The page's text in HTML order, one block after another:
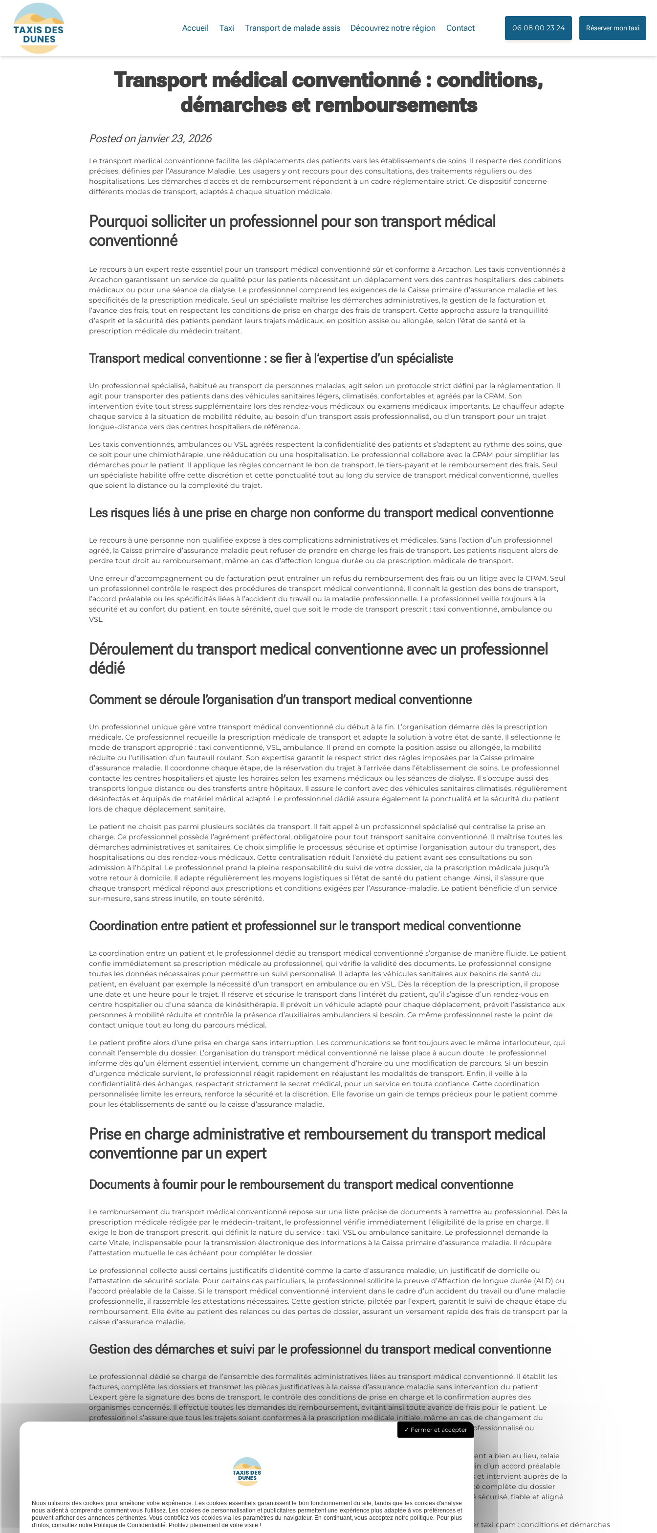
content
Accueil Taxi Transport de malade assis Découvrez notre région Contact 06 08 00 23 24 Réserver mon taxi
Transport médical conventionné : conditions,
démarches et remboursements
Posted on janvier 23, 2026
Le transport medical conventionne facilite les déplacements des patients vers les établissements de soins. Il respecte des conditions
précises, définies par l’Assurance Maladie. Les usagers y ont recours pour des consultations, des traitements réguliers ou des
hospitalisations. Les démarches d’accès et de remboursement répondent à un cadre réglementaire strict. Ce dispositif concerne
différents modes de transport, adaptés à chaque situation médicale.
Pourquoi solliciter un professionnel pour son transport médical
conventionné
Le recours à un expert reste essentiel pour un transport médical conventionné sûr et conforme à Arcachon. Lestaxis conventionnés à
Arcachon garantissent un service de qualité pour les patients nécessitant un déplacement vers des centres hospitaliers, des cabinets
médicaux ou pour une séance de dialyse. Le professionnel comprend les exigences de la Caisse primaire d’assurance maladie et les
spécificités de la prescription médicale. Seul un spécialiste maîtrise les démarches administratives, la gestion de la facturation et
l’avance des frais, tout en respectant les conditions de prise en charge des frais de transport. Cette approche assure la tranquillité
d’esprit et la sécurité des patients pendant leurs trajets médicaux, en position assise ou allongée, selon l’état de santé et la
prescription médicale du médecin traitant.
Transport medical conventionne : se fier à l’expertise d’un spécialiste
Un professionnel spécialisé, habitué au transport de personnes malades, agit selon un protocole strict défini par la réglementation. Il
agit pour transporter des patients dans des véhicules sanitaires légers, climatisés, confortables et agréés par la CPAM. Son
intervention évite tout stress supplémentaire lors des rendez-vous médicaux ou examens médicaux importants. Le chauffeur adapte
chaque service à la situation de mobilité réduite, au besoin d’un transport assis professionnalisé, ou d’un transport pour un trajet
longue-distance vers des centres hospitaliers de référence.
Les taxis conventionnés, ambulances ou VSL agréés respectent la confidentialité des patients et s’adaptent au rythme des soins, que
ce soit pour une chimiothérapie, une rééducation ou une hospitalisation. Le professionnel collabore avec la CPAM pour simplifier les
démarches pour le patient. Il applique les règles concernant le bon de transport, le tiers-payant et le remboursement des frais. Seul
un spécialiste habilité offre cette discrétion et cette ponctualité tout au long du service de transport médical conventionné, quelles
que soient la distance ou la complexité du trajet.
Les risques liés à une prise en charge non conforme du transport medical conventionne
Le recours à une personne non qualifiée expose à des complications administratives et médicales. Sans l’action d’un professionnel
agréé, la Caisse primaire d’assurance maladie peut refuser de prendre en charge les frais de transport. Les patients risquent alors de
perdre tout droit au remboursement, même en cas d’affection longue durée ou de prescription médicale de transport.
Une erreur d’accompagnement ou de facturation peut entraîner un refus du remboursement des frais ou un litige avec la CPAM. Seul
un professionnel contrôle le respect des procédures de transport médical conventionné. Il connaît la gestion des bons de transport,
l’accord préalable ou les spécificités liées à l’accident du travail ou la maladie professionnelle. Le professionnel veille toujours à la
sécurité et au confort du patient, en toute sérénité, quel que soit le mode de transport prescrit : taxi conventionné, ambulance ou
VSL.
Déroulement du transport medical conventionne avec un professionnel
dédié
Comment se déroule l’organisation d’un transport medical conventionne
Un professionnel unique gère votre transport médical conventionné du début à la fin. L’organisation démarre dès la prescription
médicale. Ce professionnel recueille la prescription médicale de transport et adapte la solution à votre état de santé. Il sélectionne le
mode de transport approprié : taxi conventionné, VSL, ambulance. Il prend en compte la position assise ou allongée, la mobilité
réduite ou l’utilisation d’un fauteuil roulant. Son expertise garantit le respect strict des règles imposées par la Caisse primaire
d’assurance maladie. Il coordonne chaque étape, de la réservation du trajet à l’arrivée dans l’établissement de soins. Le professionnel
contacte les centres hospitaliers et ajuste les horaires selon les examens médicaux ou les séances de dialyse. Il s’occupe aussi des
transports longue distance ou des transferts entre hôpitaux. Il assure le confort avec des véhicules sanitaires climatisés, régulièrement
désinfectés et équipés de matériel médical adapté. Le professionnel dédié assure également la ponctualité et la sécurité du patient
lors de chaque déplacement sanitaire.
Le patient ne choisit pas parmi plusieurs sociétés de transport. Il fait appel à un professionnel spécialisé qui centralise la prise en
charge. Ce professionnel possède l’agrément préfectoral, obligatoire pour tout transport sanitaire conventionné. Il maîtrise toutes les
démarches administratives et sanitaires. Ce choix simplifie le processus, sécurise et optimise l’organisation autour du transport, des
hospitalisations ou des rendez-vous médicaux. Cette centralisation réduit l’anxiété du patient avant ses consultations ou son
admission à l’hôpital. Le professionnel prend la pleine responsabilité du suivi de votre dossier, de la prescription médicale jusqu’à
votre retour à domicile. Il adapte régulièrement les moyens logistiques si l’état de santé du patient change. Ainsi, il s’assure que
chaque transport médical répond aux prescriptions et conditions exigées par l’Assurance-maladie. Le patient bénéficie d’un service
sur-mesure, sans stress inutile, en toute sérénité.
Coordination entre patient et professionnel sur le transport medical conventionne
La coordination entre un patient et le professionnel dédié au transport médical conventionné s’organise de manière fluide. Le patient
confie immédiatement sa prescription médicale au professionnel, qui vérifie la validité des documents. Le professionnel consigne
toutes les données nécessaires pour permettre un suivi personnalisé. Il adapte les véhicules sanitaires aux besoins de santé du
patient, en évaluant par exemple la nécessité d’un transport en ambulance ou en VSL. Dès la réception de la prescription, il propose
une date et une heure pour le trajet. Il réserve et sécurise le transport dans l’intérêt du patient, qu’il s’agisse d’un rendez-vous en
centre hospitalier ou d’une séance de kinésithérapie. Il prévoit un véhicule adapté pour chaque déplacement, prévoit l’assistance aux
personnes à mobilité réduite et contrôle la présence d’auxiliaires ambulanciers si besoin. Ce même professionnel reste le point de
contact unique tout au long du parcours médical.
Le patient profite alors d’une prise en charge sans interruption. Les communications se font toujours avec le même interlocuteur, qui
connaît l’ensemble du dossier. L’organisation du transport médical conventionné ne laisse place à aucun doute : le professionnel
informe dès qu’un élément essentiel intervient, comme un changement d’horaire ou une modification de parcours. Si un besoin
d’urgence médicale survient, le professionnel réagit rapidement en réajustant les modalités de transport. Enfin, il veille à la
confidentialité des échanges, respectant strictement le secret médical, pour un service en toute confiance. Cette coordination
personnalisée limite les erreurs, renforce la sécurité et la discrétion. Elle favorise un gain de temps précieux pour le patient comme
pour les établissements de santé ou la caisse d’assurance maladie.
Prise en charge administrative et remboursement du transport medical
conventionne par un expert
Documents à fournir pour le remboursement du transport medical conventionne
Le remboursement du transport médical conventionné repose sur une liste précise de documents à remettre au professionnel. Dès la
prescription médicale rédigée par le médecin-traitant, le professionnel vérifie immédiatement l’éligibilité de la prise en charge. Il
exige le bon de transport prescrit, qui définit la nature du service : taxi, VSL ou ambulance sanitaire. Le professionnel demande la
carte Vitale, indispensable pour la transmission électronique des informations à la Caisse primaire d’assurance maladie. Il récupère
l’attestation mutuelle le cas échéant pour compléter le dossier.
Le professionnel collecte aussi certains justificatifs d’identité comme la carte d’assurance maladie, un justificatif de domicile ou
l’attestation de sécurité sociale. Pour certains cas particuliers, le professionnel sollicite la preuve d’Affection de longue durée (ALD) ou
l’accord préalable de la Caisse. Si le transport médical conventionné intervient dans le cadre d’un accident du travail ou d’une maladie
professionnelle, il rassemble les attestations nécessaires. Cette gestion stricte, pilotée par l’expert, garantit le suivi de chaque étape du
remboursement. Elle évite au patient des relances ou des pertes de dossier, assurant un versement rapide des frais de transport par la
caisse d’assurance maladie.
Gestion des démarches et suivi par le professionnel du transport medical conventionne
Le professionnel dédié se charge de l’ensemble des formalités administratives liées au transport médical conventionné. Il établit les
factures, complète les dossiers et transmet les pièces justificatives à la caisse d’assurance maladie sans intervention du patient.
L’expert gère la signature des bons de transport, le contrôle des conditions de prise en charge et la confirmation auprès des
organismes concernés. Il effectue toutes les demandes de remboursement, évitant ainsi toute avance de frais pour le patient. Le
professionnel s’assure que tous les trajets soient conformes à la prescription médicale initiale, même en cas de changement du
planning hospitalier. Il vérifie le respect des critères d’éligibilité stricts exigés pour chaque transport assis professionnalisé ou
Le suivi administratif englobe aussi les vérifications post-transport. Le professionnel vérifie si le remboursement a bien eu lieu, relaie
l’information au patient et peut traiter toute contestation. Il gère les éventuels refus, informe en cas de besoin d’un accord préalable
supplémentaire ou de franchise médicale applicable. Il surveille aussi la régularité des services ambulanciers et intervient auprès de la
caisse d’assurance en cas de besoin. Son expertise offre la garantie d’un parcours maîtrisé, avec une traçabilité complète du dossier
médical et administratif. Grâce à ce suivi rigoureux, le patient bénéficie d’un transport médical conventionné sécurisé, fiable et aligné
en permanence sur les exigences de la caisse primaire d’assurance maladie.
Reserver taxi cpam : conditions et démarches
Fermer et accepter
Nous utilisons des cookies pour améliorer votre expérience. Les cookies essentiels garantissent le bon fonctionnement du site, tandis que les cookies d'analyse
nous aident à comprendre comment vous l'utilisez. Les cookies de personnalisation et publicitaires permettent une expérience plus adaptée à vos préférences et
peuvent afficher des annonces pertinentes. Vous contrôlez vos cookies via les paramètres du navigateur. En continuant, vous acceptez notre politique. Pour plus
d'infos, consultez notre Politique de Confidentialité. Profitez pleinement de votre visite !